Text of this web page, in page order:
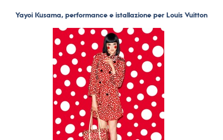
Yayoi Kusama, performance e istallazione per Louis Vuitton